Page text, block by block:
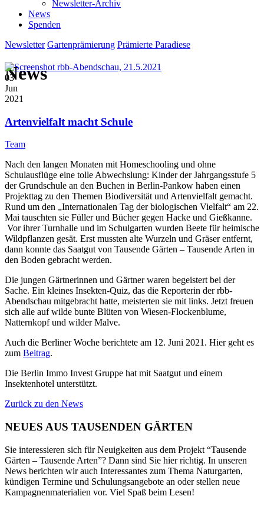
Newsletter-Archiv
News
Spenden
Newsletter Gartenprämierung Prämierte Paradiese
News
03
Jun
2021
Artenvielfalt macht Schule
Team
Nach den langen Monaten mit Homeschooling und ohne
Schulausflüge eine tolle Abwechslung: Kinder der Jahrgangsstufe 5
der Grundschule an den Buchen in Berlin-Pankow haben einen
Projekttag zu den Themen Biodiversität und Artenvielfalt gemacht.
Rund um den „Internationalen Tag der biologischen Vielfalt“ am 22.
Mai tauschten sie Füller und Bücher gegen Hacke und Gießkanne.
Vor ihrer Turnhalle und im Schulgarten wurden Beete für heimische
Wildpflanzen gesät. Erst mussten alte Wurzeln und Gräser entfernt,
dann konnte das Saatgut von Tausende Gärten – Tausende Arten in
den Boden gebracht werden.
Die jungen Gärtnerinnen und Gärtner waren begeistert bei der
Sache. Ein kleines Insekten-Quiz, das die Reporterin der rbb-
Abendschau mitgebracht hatte, meisterten sie mit links. Jetzt freuen
sich alle auf wilde bunte Blüten von Wiesen-Flockenblume,
Natternkopf und wilder Malve.
Auch die Berliner Woche berichtete am 12. Juni 2021. Hier geht es
zum Beitrag.
Die Berlin Immo Invest Gruppe hat mit Saatgut und einem
Insektenhotel unterstützt.
Zurück zu den News
NEUES AUS TAUSENDEN GÄRTEN
Sie interessieren sich für Neuigkeiten aus dem Projekt “Tausende
Gärten – Tausende Arten”? Dann sind Sie hier richtig. In unseren
News berichten wir auch Interessantes zum Thema Naturgarten,
kündigen Termine und Schulungsangebote an oder stellen neue
Kampagnenmaterialien vor. Viel Spaß beim Lesen!